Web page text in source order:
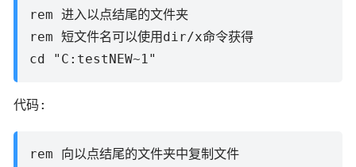
rem 进入以点结尾的文件夹
rem 短文件名可以使用dir/x命令获得
cd "C:testNEW~1"
代码:
rem 向以点结尾的文件夹中复制文件